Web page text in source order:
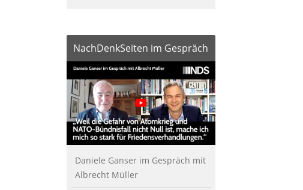
NachDenkSeiten im Gespräch
Daniele Ganser im Gespräch mit
Albrecht Müller